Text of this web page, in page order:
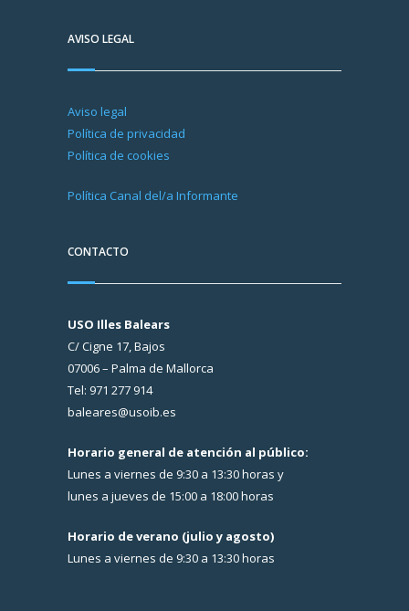
AVISO LEGAL
Aviso legal
Política de privacidad
Política de cookies
Política Canal del/a Informante
CONTACTO
USO Illes Balears
C/ Cigne 17, Bajos
07006 – Palma de Mallorca
Tel: 971 277 914
baleares@usoib.es
Horario general de atención al público:
Lunes a viernes de 9:30 a 13:30 horas y
lunes a jueves de 15:00 a 18:00 horas
Horario de verano (julio y agosto)
Lunes a viernes de 9:30 a 13:30 horas